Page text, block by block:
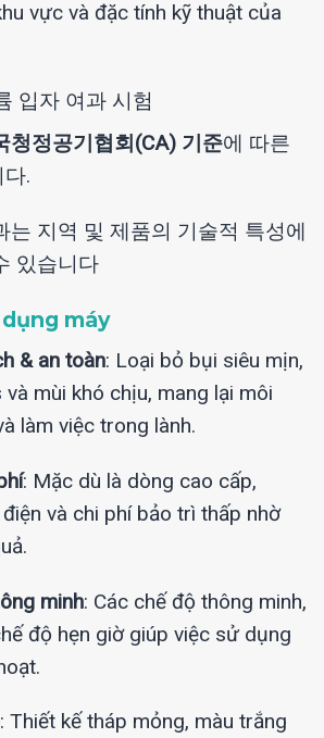
vực và đặc tính kỹ thuật của
입자 여과 시험
청정공기협회(CA) 기준에 따른
.
는 지역 및 제품의 기술적 특성에
있습니다
máy
& an toàn: Loại bỏ bụi siêu mịn,
và mùi khó chịu, mang lại môi
làm việc trong lành.
: Mặc dù là dòng cao cấp,
và chi phí bảo trì thấp nhờ
minh: Các chế độ thông minh,
độ hẹn giờ giúp việc sử dụng
: Thiết kế tháp mỏng, màu trắng